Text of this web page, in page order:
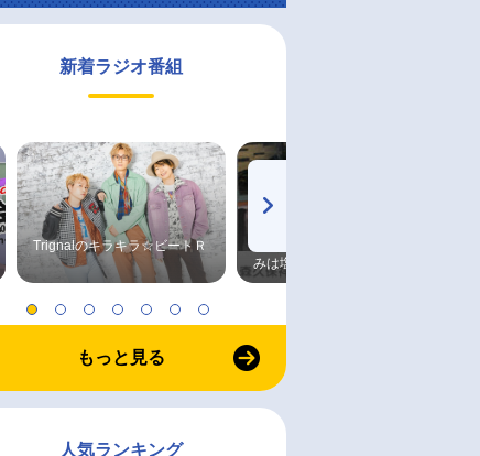
新着ラジオ番組
Trignalのキラキラ☆ビートＲ
みは塩だけ
もっと見る
人気ランキング